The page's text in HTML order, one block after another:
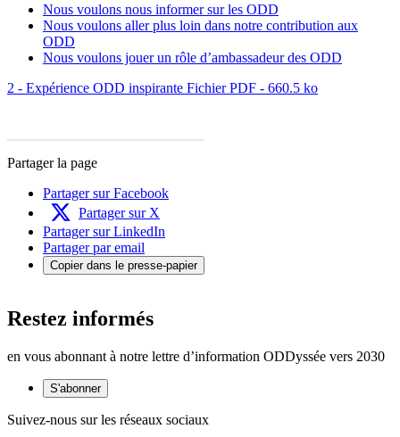
Nous voulons nous informer sur les ODD
Nous voulons aller plus loin dans notre contribution aux
ODD
Nous voulons jouer un rôle d’ambassadeur des ODD
2 - Expérience ODD inspirante Fichier PDF - 660.5 ko
Partager la page
Partager sur Facebook
Partager sur X
Partager sur LinkedIn
Partager par email
Copier dans le presse-papier
Restez informés
en vous abonnant à notre lettre d’information ODDyssée vers 2030
S'abonner
Suivez-nous sur les réseaux sociaux